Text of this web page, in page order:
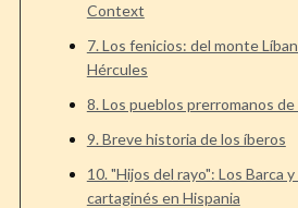
Context
7. Los fenicios: del monte
Hércules
8. Los pueblos prerromanos
9. Breve historia de los íberos
10. "Hijos del rayo": Los Barca
cartaginés en Hispania